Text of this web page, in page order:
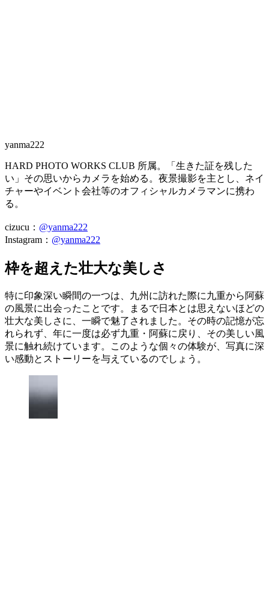
yanma222
HARD PHOTO WORKS CLUB 所属。「生きた証を残した
い」その思いからカメラを始める。夜景撮影を主とし、ネイ
チャーやイベント会社等のオフィシャルカメラマンに携わ
る。
cizucu： @yanma222
Instagram： @yanma222
枠を超えた壮大な美しさ
特に印象深い瞬間の一つは、九州に訪れた際に九重から阿蘇
の風景に出会ったことです。まるで日本とは思えないほどの
壮大な美しさに、一瞬で魅了されました。その時の記憶が忘
れられず、年に一度は必ず九重・阿蘇に戻り、その美しい風
景に触れ続けています。このような個々の体験が、写真に深
い感動とストーリーを与えているのでしょう。